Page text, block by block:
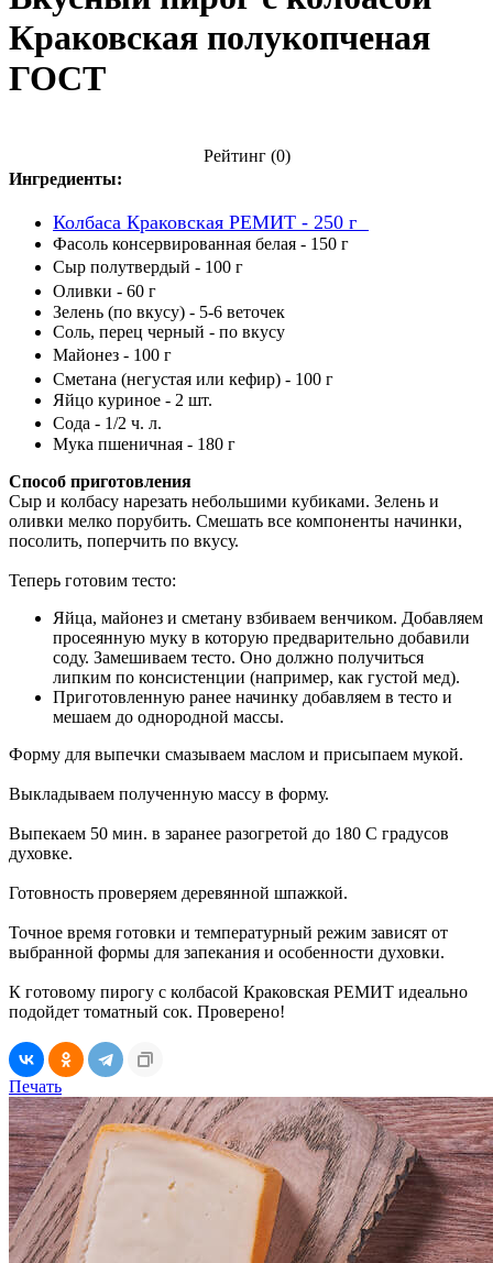
Краковская полукопченая
ГОСТ
Рейтинг (0)
Ингредиенты:
Колбаса Краковская РЕМИТ - 250 г
Фасоль консервированная белая - 150 г
Сыр полутвердый - 100 г
Оливки - 60 г
Зелень (по вкусу) - 5-6 веточек
Соль, перец черный - по вкусу
Майонез - 100 г
Сметана (негустая или кефир) - 100 г
Яйцо куриное - 2 шт.
Сода - 1/2 ч. л.
Мука пшеничная - 180 г
Способ приготовления
Сыр и колбасу нарезать небольшими кубиками. Зелень и
оливки мелко порубить. Смешать все компоненты начинки,
посолить, поперчить по вкусу.
Теперь готовим тесто:
Яйца, майонез и сметану взбиваем венчиком. Добавляем
просеянную муку в которую предварительно добавили
соду. Замешиваем тесто. Оно должно получиться
липким по консистенции (например, как густой мед).
Приготовленную ранее начинку добавляем в тесто и
мешаем до однородной массы.
Форму для выпечки смазываем маслом и присыпаем мукой.
Выкладываем полученную массу в форму.
Выпекаем 50 мин. в заранее разогретой до 180 С градусов
духовке.
Готовность проверяем деревянной шпажкой.
Точное время готовки и температурный режим зависят от
выбранной формы для запекания и особенности духовки.
К готовому пирогу с колбасой Краковская РЕМИТ идеально
подойдет томатный сок. Проверено!
Печать